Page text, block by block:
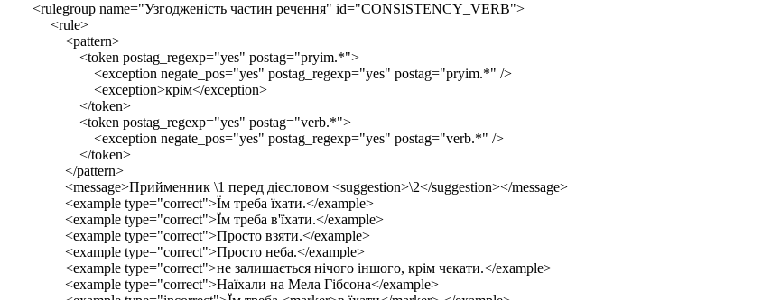
<rulegroup name="Узгодженість частин речення" id="CONSISTENCY_VERB">
<rule>
<pattern>
<token postag_regexp="yes" postag="pryim.*">
<exception negate_pos="yes" postag_regexp="yes" postag="pryim.*" />
<exception>крім</exception>
</token>
<token postag_regexp="yes" postag="verb.*">
<exception negate_pos="yes" postag_regexp="yes" postag="verb.*" />
</token>
</pattern>
<message>Прийменник \1 перед дієсловом <suggestion>\2</suggestion></message>
<example type="correct">Їм треба їхати.</example>
<example type="correct">Їм треба в'їхати.</example>
<example type="correct">Просто взяти.</example>
<example type="correct">Просто неба.</example>
<example type="correct">не залишається нічого іншого, крім чекати.</example>
<example type="correct">Наїхали на Мела Гібсона</example>